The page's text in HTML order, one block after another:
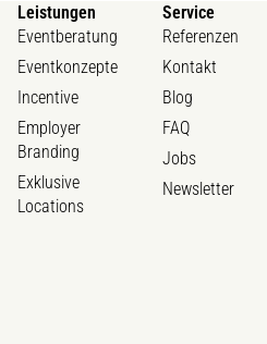
Leistungen
Eventberatung
Eventkonzepte
Incentive
Employer
Branding
Exklusive
Locations
Service
Referenzen
Kontakt
Blog
FAQ
Jobs
Newsletter